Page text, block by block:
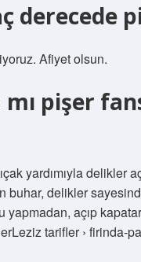
derecede
Afiyet olsun.
pişer
yardımıyla delikler
delikler
yapmadan, açıp
tarifler › firinda-